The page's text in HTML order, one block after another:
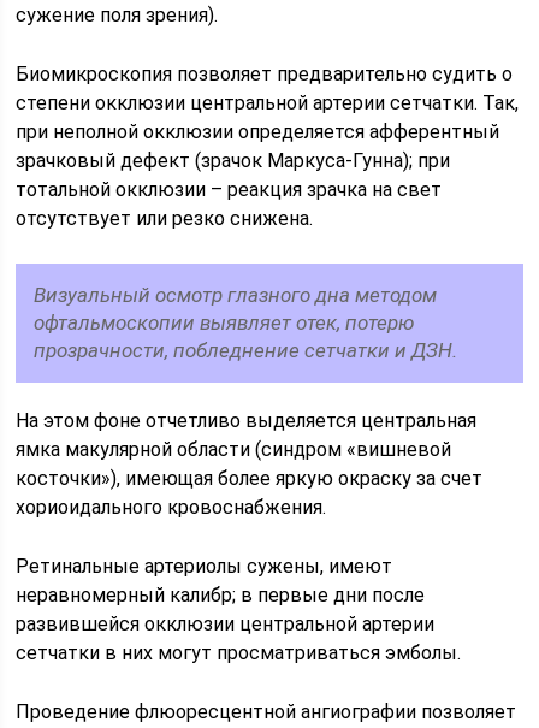
сужение поля зрения).
Биомикроскопия позволяет предварительно судить о
степени окклюзии центральной артерии сетчатки. Так,
при неполной окклюзии определяется афферентный
зрачковый дефект (зрачок Маркуса-Гунна); при
тотальной окклюзии – реакция зрачка на свет
отсутствует или резко снижена.
Визуальный осмотр глазного дна методом
офтальмоскопии выявляет отек, потерю
прозрачности, побледнение сетчатки и ДЗН.
На этом фоне отчетливо выделяется центральная
ямка макулярной области (синдром «вишневой
косточки»), имеющая более яркую окраску за счет
хориоидального кровоснабжения.
Ретинальные артериолы сужены, имеют
неравномерный калибр; в первые дни после
развившейся окклюзии центральной артерии
сетчатки в них могут просматриваться эмболы.
Проведение флюоресцентной ангиографии позволяет